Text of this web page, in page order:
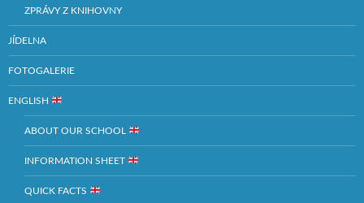
ZPRÁVY Z KNIHOVNY
JÍDELNA
FOTOGALERIE
ENGLISH
ABOUT OUR SCHOOL
INFORMATION SHEET
QUICK FACTS